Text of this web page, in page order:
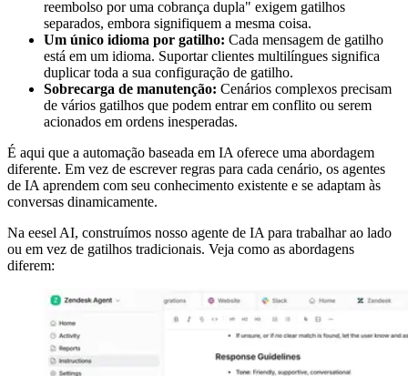
reembolso por uma cobrança dupla" exigem gatilhos
separados, embora signifiquem a mesma coisa.
Um único idioma por gatilho: Cada mensagem de gatilho
está em um idioma. Suportar clientes multilíngues significa
duplicar toda a sua configuração de gatilho.
Sobrecarga de manutenção: Cenários complexos precisam
de vários gatilhos que podem entrar em conflito ou serem
acionados em ordens inesperadas.
É aqui que a automação baseada em IA oferece uma abordagem
diferente. Em vez de escrever regras para cada cenário, os agentes
de IA aprendem com seu conhecimento existente e se adaptam às
conversas dinamicamente.
Na eesel AI, construímos nosso agente de IA para trabalhar ao lado
ou em vez de gatilhos tradicionais. Veja como as abordagens
diferem: